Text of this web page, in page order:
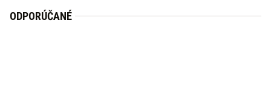
ODPORÚČANÉ